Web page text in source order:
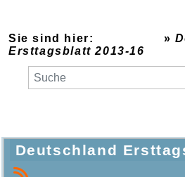
Sie sind hier: »
Ersttagsblatt 2013-16
Deutschland